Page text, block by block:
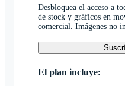
Desbloquea el acceso a
de stock y gráficos en
comercial. Imágenes no
El plan incluye: